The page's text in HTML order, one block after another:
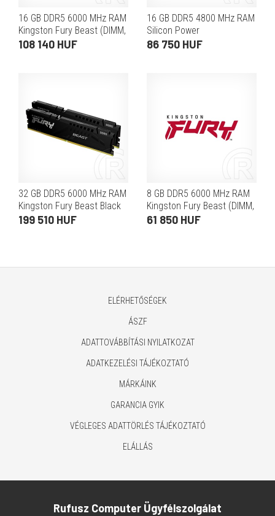
16 GB DDR5 6000 MHz RAM
Kingston Fury Beast (DIMM,
CL30, fekete, EXPO)
108 140 HUF
16 GB DDR5 4800 MHz RAM
Silicon Power
86 750 HUF
32 GB DDR5 6000 MHz RAM
Kingston Fury Beast Black
(2x16 GB)
199 510 HUF
8 GB DDR5 6000 MHz RAM
Kingston Fury Beast (DIMM,
CL30, RGB, EXPO)
61 850 HUF
ELÉRHETŐSÉGEK
ÁSZF
ADATTOVÁBBÍTÁSI NYILATKOZAT
ADATKEZELÉSI TÁJÉKOZTATÓ
MÁRKÁINK
GARANCIA GYIK
VÉGLEGES ADATTÖRLÉS TÁJÉKOZTATÓ
ELÁLLÁS
Rufusz Computer Ügyfélszolgálat